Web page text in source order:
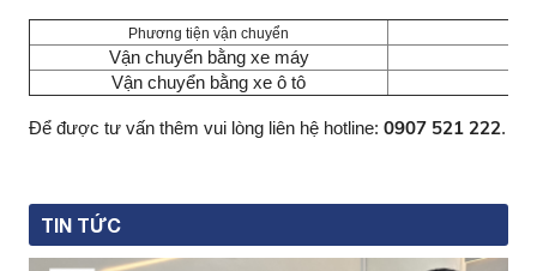
TIN TỨC
Phương tiện vận chuyển
Vận chuyển bằng xe máy
Vận chuyển bằng xe ô tô
Để được tư vấn thêm vui lòng liên hệ hotline: 0907 521 222.